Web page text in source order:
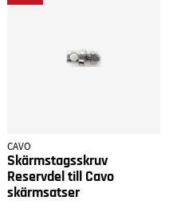
CAVO
Skärmstagsskruv
Reservdel till Cavo
skärmsatser